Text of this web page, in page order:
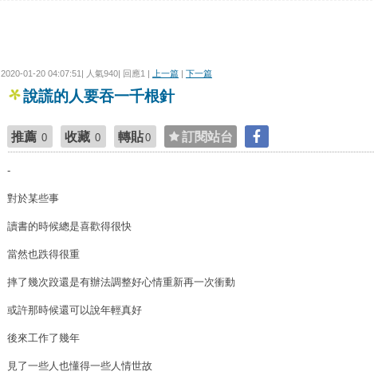
2020-01-20 04:07:51| 人氣940| 回應1 | 上一篇 | 下一篇
說謊的人要吞一千根針
推薦 0 收藏 0 轉貼0 訂閱站台
-
對於某些事
讀書的時候總是喜歡得很快
當然也跌得很重
摔了幾次跤還是有辦法調整好心情重新再一次衝動
或許那時候還可以說年輕真好
後來工作了幾年
見了一些人也懂得一些人情世故